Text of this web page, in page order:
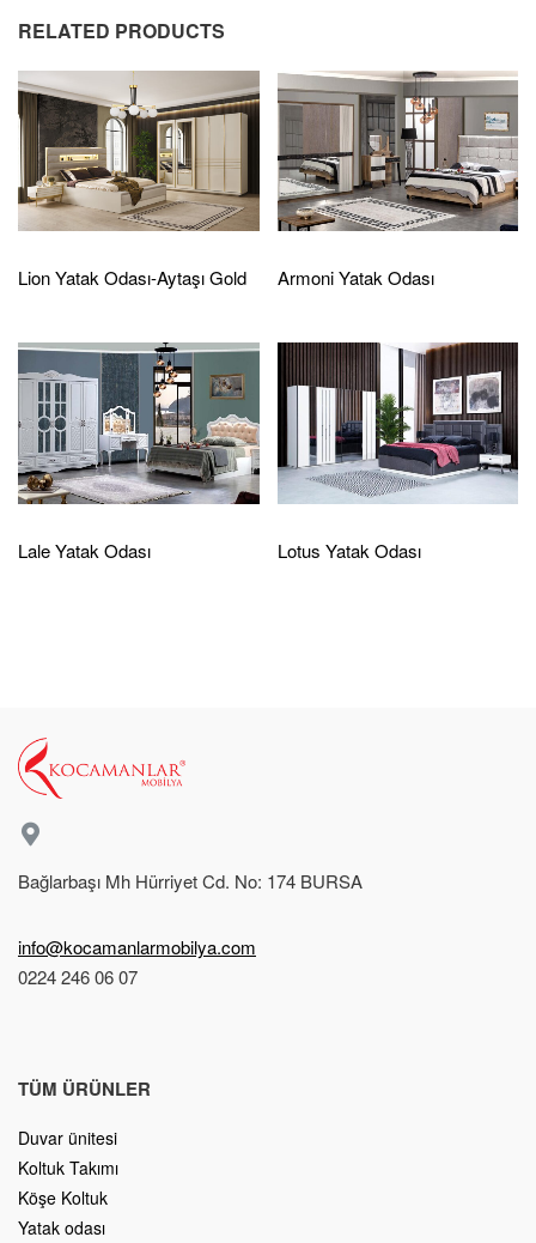
RELATED PRODUCTS
Lion Yatak Odası-Aytaşı Gold Armoni Yatak Odası
Lale Yatak Odası Lotus Yatak Odası
Bağlarbaşı Mh Hürriyet Cd. No: 174 BURSA
info@kocamanlarmobilya.com
0224 246 06 07
TÜM ÜRÜNLER
Duvar ünitesi
Koltuk Takımı
Köşe Koltuk
Yatak odası